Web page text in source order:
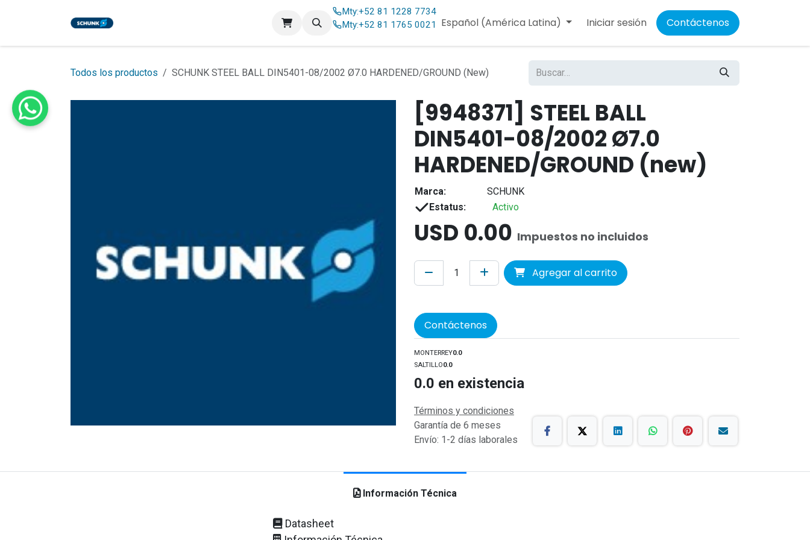
Contáctenos
Mty:+52 81 1228 7734
Mty:+52 81 1765 0021 Español (América Latina) Iniciar sesión Contáctenos
Todos los productos SCHUNK STEEL BALL DIN5401-08/2002 Ø7.0 HARDENED/GROUND (New)
[9948371] STEEL BALL
DIN5401-08/2002 Ø7.0
HARDENED/GROUND (new)
Marca:
SCHUNK
Estatus:
Activo
USD 0.00 Impuestos no incluidos
Agregar al carrito
Contáctenos
MONTERREY0.0
SALTILLO0.0
0.0 en existencia
Términos y condiciones
Garantía de 6 meses
Envío: 1-2 días laborales
Información Técnica
Datasheet